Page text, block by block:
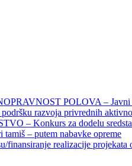
POLOVA – Javni
razvoja privrednih
Konkurs za dodelu
‒ putem nabavke opreme
realizacije projekata